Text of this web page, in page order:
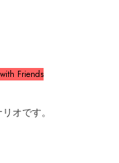
Friends
オです。